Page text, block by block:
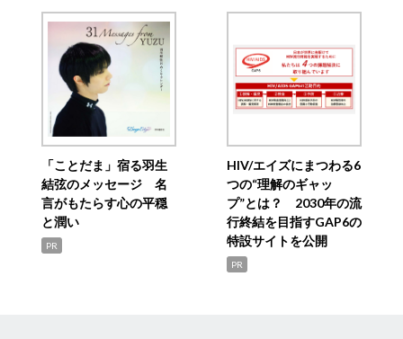
「ことだま」宿る羽生
結弦のメッセージ 名
言がもたらす心の平穏
と潤い
PR
HIV/エイズにまつわる6
つの“理解のギャッ
プ”とは？ 2030年の流
行終結を目指すGAP6の
特設サイトを公開
PR